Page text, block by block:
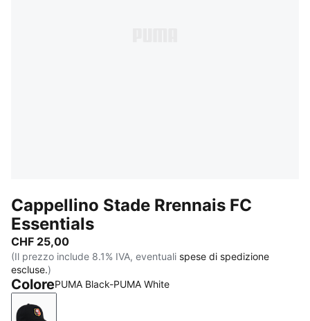
Cappellino Stade Rrennais FC
Essentials
CHF 25,00
(Il prezzo include 8.1% IVA, eventuali spese di spedizione
escluse.)
ColorePUMA Black-PUMA White